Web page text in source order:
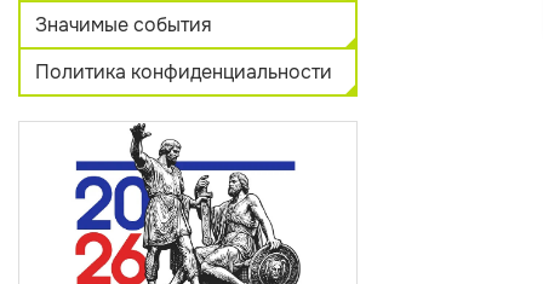
Значимые события
Политика конфиденциальности